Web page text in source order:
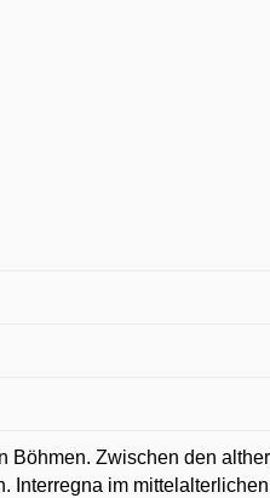
Böhmen. Zwischen den
Interregna im